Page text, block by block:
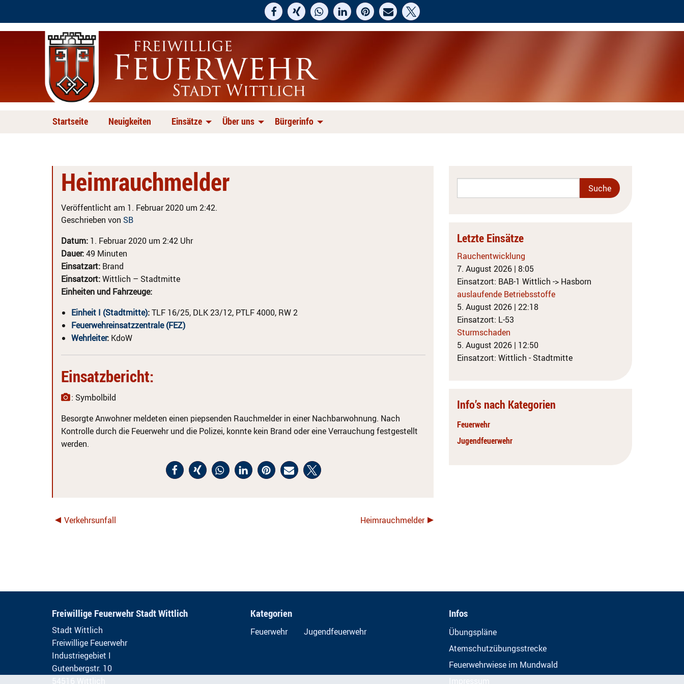
Startseite Neuigkeiten Einsätze Über uns Bürgerinfo
Heimrauchmelder
Veröffentlicht am 1. Februar 2020 um 2:42.
Geschrieben von SB
Datum: 1. Februar 2020 um 2:42 Uhr
Dauer:49 Minuten
Einsatzart: Brand
Einsatzort:Wittlich – Stadtmitte
Einheiten und Fahrzeuge:
Einheit I (Stadtmitte):TLF 16/25, DLK 23/12, PTLF 4000, RW 2
Feuerwehreinsatzzentrale (FEZ)
Wehrleiter: KdoW
Einsatzbericht:
: Symbolbild
Besorgte Anwohner meldeten einen piepsenden Rauchmelder in einer Nachbarwohnung. Nach
Kontrolle durch die Feuerwehr und die Polizei, konnte kein Brand oder eine Verrauchung festgestellt
werden.
Verkehrsunfall Heimrauchmelder
Letzte Einsätze
Rauchentwicklung
7. August 2026 | 8:05
Einsatzort: BAB-1 Wittlich -> Hasborn
auslaufende Betriebsstoffe
5. August 2026 | 22:18
Einsatzort: L-53
Sturmschaden
5. August 2026 | 12:50
Einsatzort: Wittlich - Stadtmitte
Info’s nach Kategorien
Feuerwehr
Jugendfeuerwehr
Freiwillige Feuerwehr Stadt Wittlich
Stadt Wittlich
Freiwillige Feuerwehr
Industriegebiet I
Gutenbergstr. 10
Kategorien
Feuerwehr Jugendfeuerwehr
Infos
Übungspläne
Atemschutzübungsstrecke
Feuerwehrwiese im Mundwald